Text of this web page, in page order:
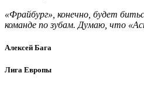
«Фрайбург», конечно, будет
команде по зубам. Думаю, что
Алексей Бага
Лига Европы